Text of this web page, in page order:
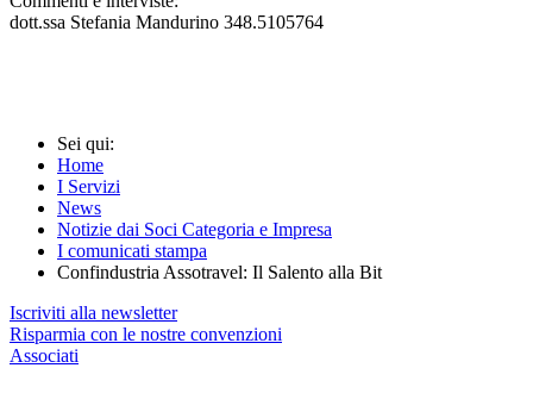
dott.ssa Stefania Mandurino 348.5105764
Sei qui:
Home
I Servizi
News
Notizie dai Soci Categoria e Impresa
I comunicati stampa
Confindustria Assotravel: Il Salento alla Bit
Iscriviti alla newsletter
Risparmia con le nostre convenzioni
Associati